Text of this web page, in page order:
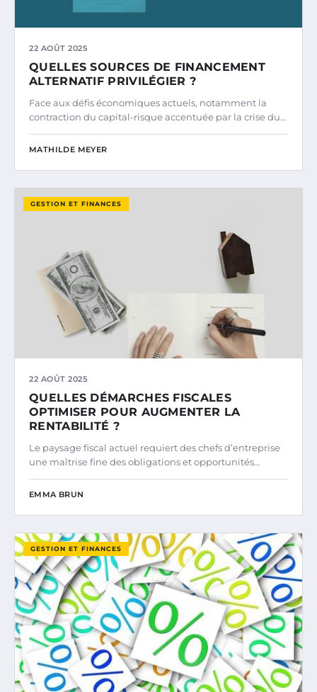
22 AOÛT 2025
QUELLES SOURCES DE FINANCEMENT
ALTERNATIF PRIVILÉGIER ?
Face aux défis économiques actuels, notamment la
contraction du capital-risque accentuée par la crise du…
MATHILDE MEYER
GESTION ET FINANCES
22 AOÛT 2025
QUELLES DÉMARCHES FISCALES
OPTIMISER POUR AUGMENTER LA
RENTABILITÉ ?
Le paysage fiscal actuel requiert des chefs d’entreprise
une maîtrise fine des obligations et opportunités…
EMMA BRUN
GESTION ET FINANCES